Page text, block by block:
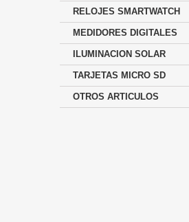
RELOJES SMARTWATCH
MEDIDORES DIGITALES
ILUMINACION SOLAR
TARJETAS MICRO SD
OTROS ARTICULOS